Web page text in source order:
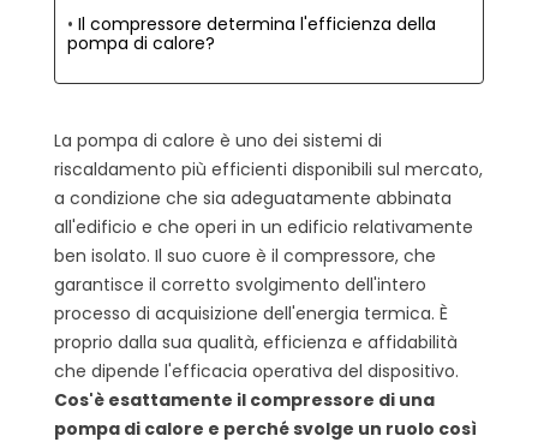
Il compressore determina l'efficienza della
pompa di calore?
La pompa di calore è uno dei sistemi di
riscaldamento più efficienti disponibili sul mercato,
a condizione che sia adeguatamente abbinata
all'edificio e che operi in un edificio relativamente
ben isolato. Il suo cuore è il compressore, che
garantisce il corretto svolgimento dell'intero
processo di acquisizione dell'energia termica. È
proprio dalla sua qualità, efficienza e affidabilità
che dipende l'efficacia operativa del dispositivo.
Cos'è esattamente il compressore di una
pompa di calore e perché svolge un ruolo così